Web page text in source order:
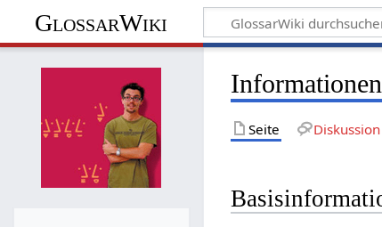
GlossarWiki
Seite Diskussion